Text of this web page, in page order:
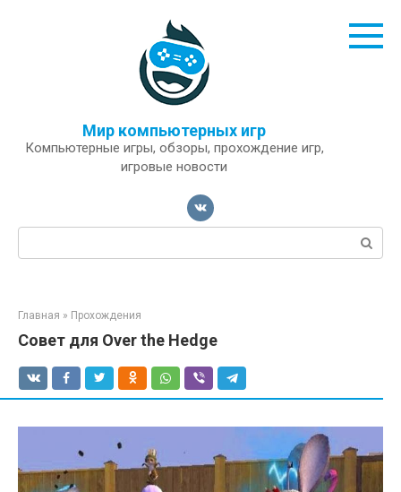
Мир компьютерных игр
Компьютерные игры, обзоры, прохождение игр,
игровые новости
Поиск:
Главная » Прохождения
Совет для Over the Hedge